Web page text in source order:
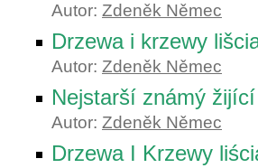
Autor: Zdeněk Němec
Drzewa i krzewy
Autor: Zdeněk Němec
Nejstarší známý
Autor: Zdeněk Němec
Drzewa I Krzewy